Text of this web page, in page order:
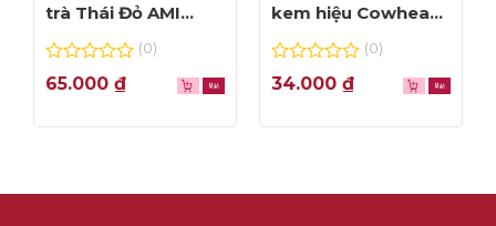
trà Thái Đỏ AMI
thơm ngon, túi lọc
0
out
5
(0)
65.000 ₫
kem hiệu Cowhead
– hộp 1L
0
out
5
(0)
34.000 ₫